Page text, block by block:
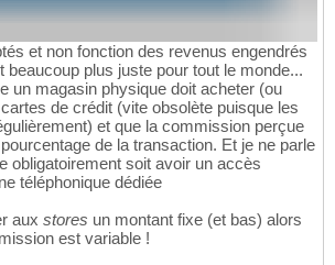
et non fonction des revenus engendrés
beaucoup plus juste pour tout le monde...
un magasin physique doit acheter (ou
de crédit (vite obsolète puisque les
et que la commission perçue
de la transaction. Et je ne parle
obligatoirement soit avoir un accès
téléphonique dédiée
aux stores un montant fixe (et bas) alors
est variable !